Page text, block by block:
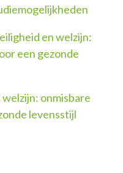
en welzijn:
een gezonde
onmisbare
levensstijl